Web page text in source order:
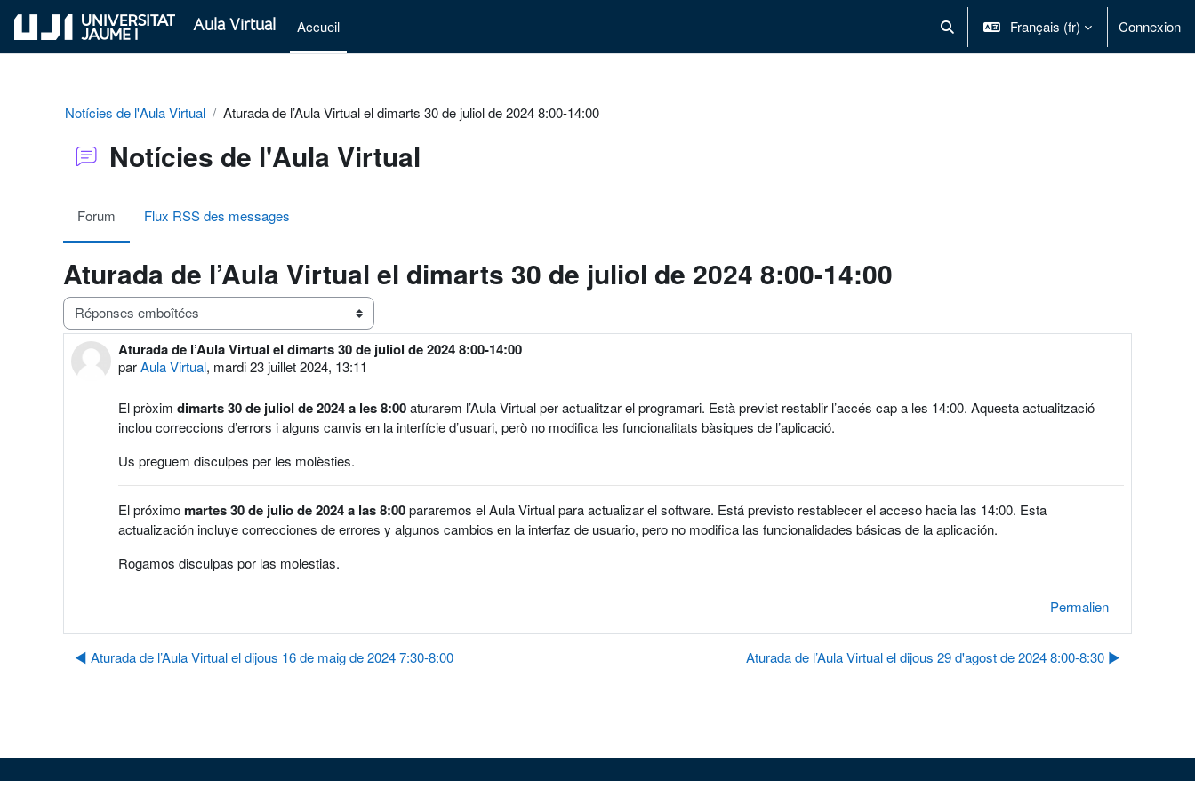
Aula Virtual Accueil Activer/désactiver la saisie de recherche
Français ‎(fr)‎ Connexion
Notícies de l'Aula Virtual Aturada de l’Aula Virtual el dimarts 30 de juliol de 2024 8:00-14:00
Notícies de l'Aula Virtual
Forum Flux RSS des messages
Aturada de l’Aula Virtual el dimarts 30 de juliol de 2024 8:00-14:00
Type d’affichage
Aturada de l’Aula Virtual el dimarts 30 de juliol de 2024 8:00-14:00
parAula Virtual, mardi 23 juillet 2024, 13:11
Nombre de réponses : 0
El pròxim dimarts 30 de juliol de 2024 a les 8:00aturarem l’Aula Virtual per actualitzar el programari. Està previst restablir l’accés cap a les 14:00. Aquesta actualització
inclou correccions d’errors i alguns canvis en la interfície d’usuari, però no modifica les funcionalitats bàsiques de l’aplicació.
Us preguem disculpes per les molèsties.
El próximomartes 30 de julio de 2024 a las 8:00pararemos el Aula Virtual para actualizar el software. Está previsto restablecer el acceso hacia las 14:00. Esta
actualización incluye correcciones de errores y algunos cambios en la interfaz de usuario, pero no modifica las funcionalidades básicas de la aplicación.
Rogamos disculpas por las molestias.
Permalien
◀︎ Aturada de l’Aula Virtual el dijous 16 de maig de 2024 7:30-8:00 Aturada de l’Aula Virtual el dijous 29 d'agost de 2024 8:00-8:30 ▶︎